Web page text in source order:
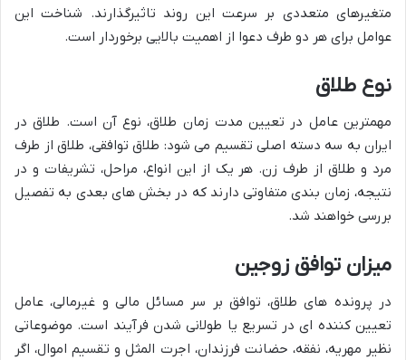
متغیرهای متعددی بر سرعت این روند تاثیرگذارند. شناخت این
عوامل برای هر دو طرف دعوا از اهمیت بالایی برخوردار است.
نوع طلاق
مهمترین عامل در تعیین مدت زمان طلاق، نوع آن است. طلاق در
ایران به سه دسته اصلی تقسیم می شود: طلاق توافقی، طلاق از طرف
مرد و طلاق از طرف زن. هر یک از این انواع، مراحل، تشریفات و در
نتیجه، زمان بندی متفاوتی دارند که در بخش های بعدی به تفصیل
بررسی خواهند شد.
میزان توافق زوجین
در پرونده های طلاق، توافق بر سر مسائل مالی و غیرمالی، عامل
تعیین کننده ای در تسریع یا طولانی شدن فرآیند است. موضوعاتی
نظیر مهریه، نفقه، حضانت فرزندان، اجرت المثل و تقسیم اموال، اگر